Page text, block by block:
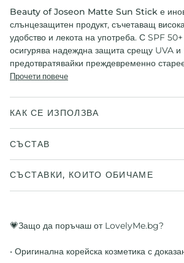
Beauty of Joseon Matte Sun Stick е
слънцезащитен продукт, съчетаващ
удобство и лекота на употреба. С SPF
осигурява надеждна защита срещу UVA
предотвратявайки преждевременно
Прочети повече
КАК СЕ ИЗПОЛЗВА
СЪСТАВ
СЪСТАВКИ, КОИТО ОБИЧАМЕ
💗Защо да поръчаш от LovelyMe.bg?
• Оригинална корейска козметика с